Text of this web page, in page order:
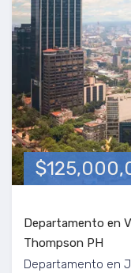
Departamento en
Thompson PH
Departamento en